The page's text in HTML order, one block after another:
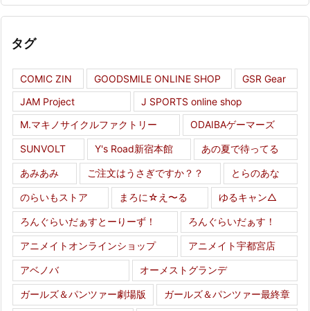
タグ
COMIC ZIN GOODSMILE ONLINE SHOP
GSR Gear
JAM Project
J SPORTS online shop
M.マキノサイクルファクトリー
ODAIBAゲーマーズ
SUNVOLT Y's Road新宿本館 あの夏で待ってる
あみあみ ご注文はうさぎですか？？ とらのあな
のらいもストア まろに☆え〜る ゆるキャン△
ろんぐらいだぁすとーりーず！ ろんぐらいだぁす！
アニメイトオンラインショップ アニメイト宇都宮店
アベノバ オーメストグランデ
ガールズ＆パンツァー劇場版 ガールズ＆パンツァー最終章